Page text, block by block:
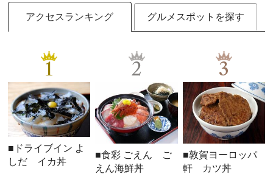
アクセスランキング グルメスポットを探す
1
■ドライブイン よ
しだ イカ丼
2
■食彩 ごえん ご
えん海鮮丼
3
■敦賀ヨーロッパ
軒 カツ丼